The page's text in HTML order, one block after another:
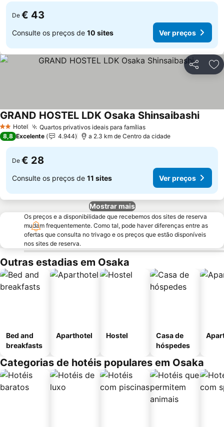
De € 43
Consulte os preços de 10 sites Ver preços
Partilhar
2 Estrelas
Hotel Quartos privativos ideais para famíliasVer preços
GRAND HOSTEL LDK Osaka ShinsaibashiVer
8,8 Excelente 4.944 a 2.3 km de Centro da cidade
De € 28
Consulte os preços de 11 sites Ver preços
Mostrar mais
Os preços e a disponibilidade que recebemos dos sites de reserva
mudam frequentemente. Como tal, pode haver diferenças entre as
ofertas que consulta no trivago e os preços que estão disponíveis
nos sites de reserva.
Outras estadias em Osaka
Bed and
breakfasts
Aparthotel Hostel
Casa de
hóspedes
Categorias de hotéis populares em Osaka